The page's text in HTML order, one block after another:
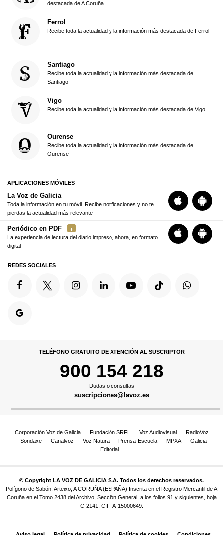
destacada de A Coruña
Ferrol
Recibe toda la actualidad y la información más destacada de Ferrol
Santiago
Recibe toda la actualidad y la información más destacada de
Santiago
Vigo
Recibe toda la actualidad y la información más destacada de Vigo
Ourense
Recibe toda la actualidad y la información más destacada de
Ourense
APLICACIONES MÓVILES
La Voz de Galicia
Toda la información en tu móvil. Recibe notificaciones y no te
pierdas la actualidad más relevante
Periódico en PDF
La experiencia de lectura del diario impreso, ahora, en formato
digital
REDES SOCIALES
TELÉFONO GRATUITO DE ATENCIÓN AL SUSCRIPTOR
900 154 218
Dudas o consultas
suscripciones@lavoz.es
Corporación Voz de Galicia Fundación SRFL Voz Audiovisual
RadioVoz
Sondaxe
Canalvoz Voz Natura Prensa-Escuela MPXA
Galicia
Editorial
© Copyright LA VOZ DE GALICIA S.A. Todos los derechos reservados.
Polígono de Sabón, Arteixo, A CORUÑA (ESPAÑA) Inscrita en el Registro Mercantil de A
Coruña en el Tomo 2438 del Archivo, Sección General, a los folios 91 y siguientes, hoja
C-2141. CIF: A-15000649.